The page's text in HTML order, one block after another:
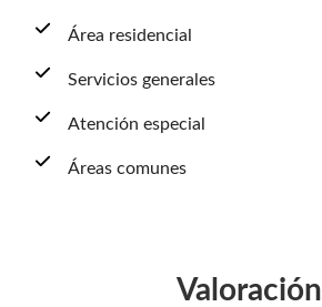
Área residencial
Servicios generales
Atención especial
Áreas comunes
Valoración